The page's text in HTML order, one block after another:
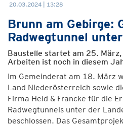
20.03.2024 | 13:28
Brunn am Gebirge:
Radwegtunnel
Baustelle startet am 25.
Arbeiten ist noch in diesem
Im Gemeinderat am 18. März
Land Niederösterreich sowie
Firma Held & Francke für die
Radwegtunnels unter der
beschlossen. Das